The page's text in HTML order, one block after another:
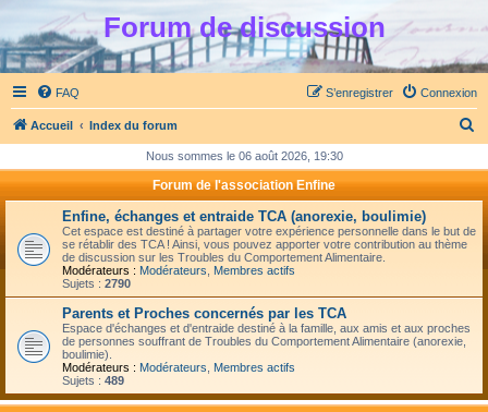
Forum de discussion
FAQ Connexion
S’enregistrer
Accueil Index du forum
h
Nous sommes le 06 août 2026, 19:30
Forum de l'association Enfine
Enfine, échanges et entraide TCA (anorexie, boulimie)
Cet espace est destiné à partager votre expérience personnelle dans le but de
se rétablir des TCA ! Ainsi, vous pouvez apporter votre contribution au thème
de discussion sur les Troubles du Comportement Alimentaire.
Modérateurs : Modérateurs
Membres actifs
Sujets : 2790
Parents et Proches concernés par les TCA
Espace d'échanges et d'entraide destiné à la famille, aux amis et aux proches
de personnes souffrant de Troubles du Comportement Alimentaire (anorexie,
boulimie).
Modérateurs : Modérateurs
Membres actifs
Sujets : 489